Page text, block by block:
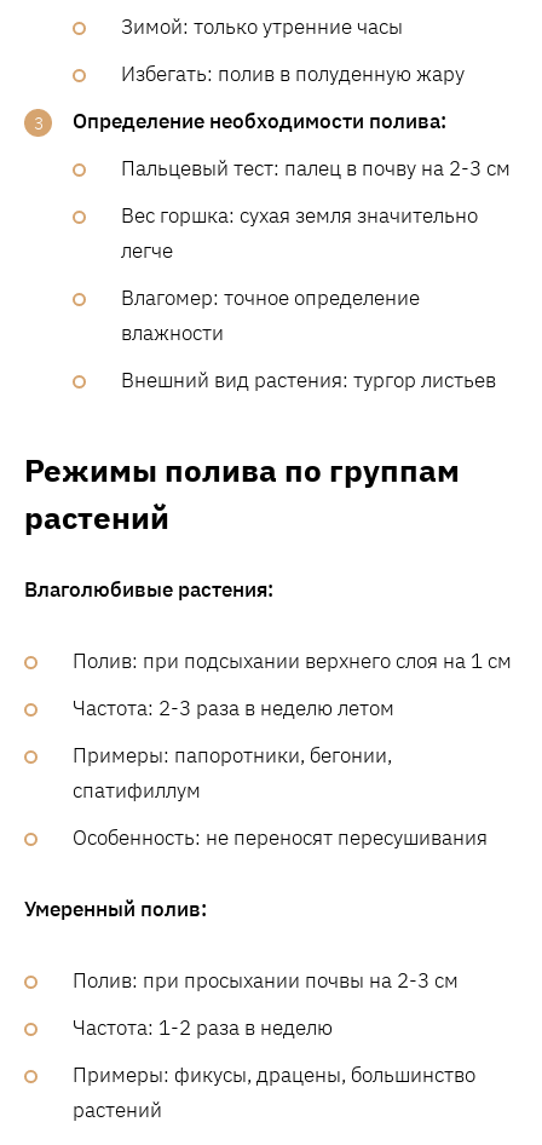
Зимой: только утренние часы
Избегать: полив в полуденную жару
Определение необходимости полива:
Пальцевый тест: палец в почву на 2-3 см
Вес горшка: сухая земля значительно
легче
Влагомер: точное определение
влажности
Внешний вид растения: тургор листьев
Режимы полива по группам
растений
Влаголюбивые растения:
Полив: при подсыхании верхнего слоя на 1 см
Частота: 2-3 раза в неделю летом
Примеры: папоротники, бегонии,
спатифиллум
Особенность: не переносят пересушивания
Умеренный полив:
Полив: при просыхании почвы на 2-3 см
Частота: 1-2 раза в неделю
Примеры: фикусы, драцены, большинство
растений